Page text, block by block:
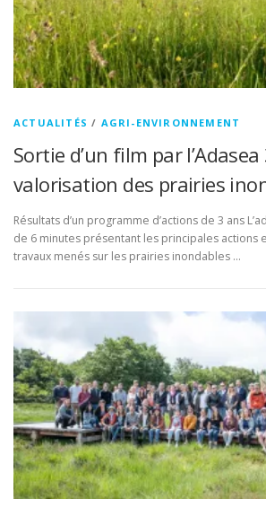
ACTUALITÉS / AGRI-ENVIRONNEMENT
Sortie d’un film par
valorisation des prairies
Résultats d’un programme d’actions de 3 ans
de 6 minutes présentant les principales actions
travaux menés sur les prairies inondables …